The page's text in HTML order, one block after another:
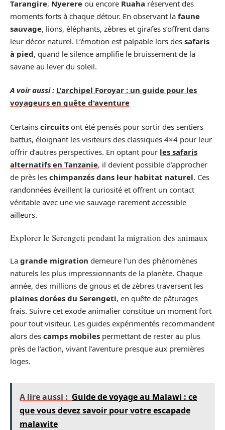
Tarangire, Nyerere ou encore Ruaha réservent des
moments forts à chaque détour. En observant la faune
sauvage, lions, éléphants, zèbres et girafes s’offrent dans
leur décor naturel. L’émotion est palpable lors des safaris
à pied, quand le silence amplifie le bruissement de la
savane au lever du soleil.
A voir aussi : L'archipel Foroyar : un guide pour les
voyageurs en quête d'aventure
Certains circuits ont été pensés pour sortir des sentiers
battus, éloignant les visiteurs des classiques 4×4 pour leur
offrir d’autres perspectives. En optant pour les safaris
alternatifs en Tanzanie, il devient possible d’approcher
de près les chimpanzés dans leur habitat naturel. Ces
randonnées éveillent la curiosité et offrent un contact
véritable avec une vie sauvage rarement accessible
ailleurs.
Explorer le Serengeti pendant la migration des animaux
La grande migration demeure l’un des phénomènes
naturels les plus impressionnants de la planète. Chaque
année, des millions de gnous et de zèbres traversent les
plaines dorées du Serengeti, en quête de pâturages
frais. Suivre cet exode animalier constitue un moment fort
pour tout visiteur. Les guides expérimentés recommandent
alors des camps mobiles permettant de rester au plus
près de l’action, vivant l’aventure presque aux premières
loges.
A lire aussi : Guide de voyage au Malawi : ce
que vous devez savoir pour votre escapade
malawite